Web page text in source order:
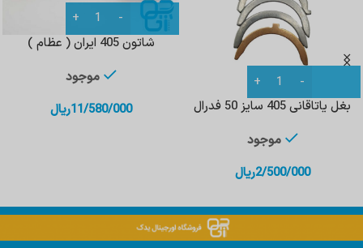
بغل یاتاقانی 405 سایز 50 فدرال
موجود
2/500/000ریال
شاتون 405 ایران ( عظام )
موجود
11/580/000ریال